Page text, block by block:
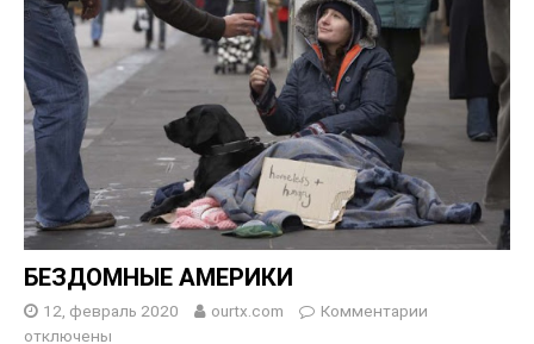
БЕЗДОМНЫЕ АМЕРИКИ
12, февраль 2020 ourtx.com
Комментарии
отключены